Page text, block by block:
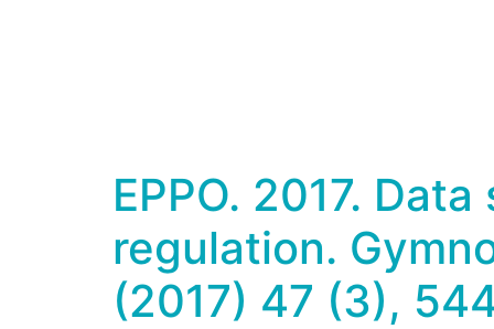
EPPO. 2017.
regulation.
(2017) 47 (3),